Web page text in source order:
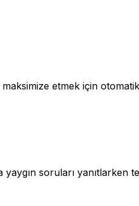
etmek için
soruları yanıtlarken